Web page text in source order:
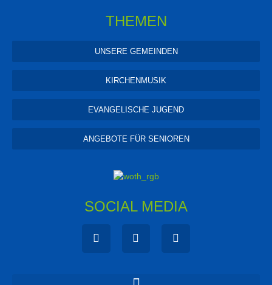
THEMEN
UNSERE GEMEINDEN
KIRCHENMUSIK
EVANGELISCHE JUGEND
ANGEBOTE FÜR SENIOREN
SOCIAL MEDIA